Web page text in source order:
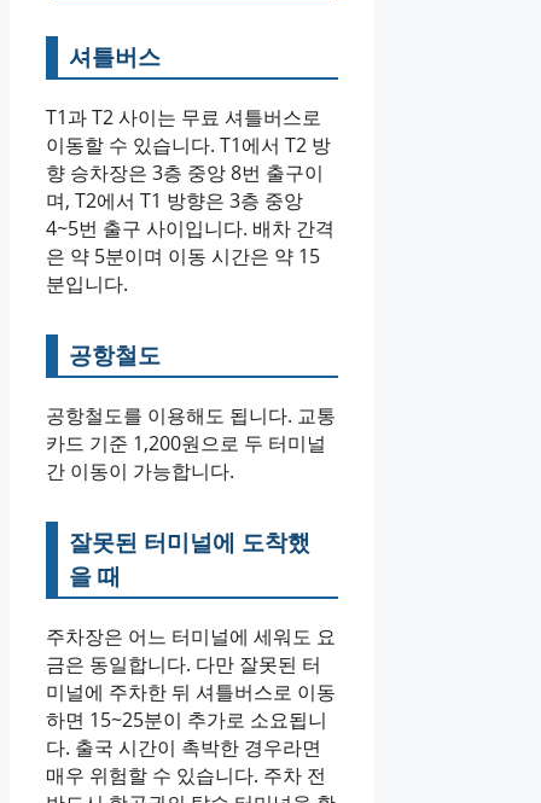
셔틀버스
T1과 T2 사이는 무료 셔틀버스로
이동할 수 있습니다. T1에서 T2 방
향 승차장은 3층 중앙 8번 출구이
며, T2에서 T1 방향은 3층 중앙
4~5번 출구 사이입니다. 배차 간격
은 약 5분이며 이동 시간은 약 15
분입니다.
공항철도
공항철도를 이용해도 됩니다. 교통
카드 기준 1,200원으로 두 터미널
간 이동이 가능합니다.
잘못된 터미널에 도착했
을 때
주차장은 어느 터미널에 세워도 요
금은 동일합니다. 다만 잘못된 터
미널에 주차한 뒤 셔틀버스로 이동
하면 15~25분이 추가로 소요됩니
다. 출국 시간이 촉박한 경우라면
매우 위험할 수 있습니다. 주차 전